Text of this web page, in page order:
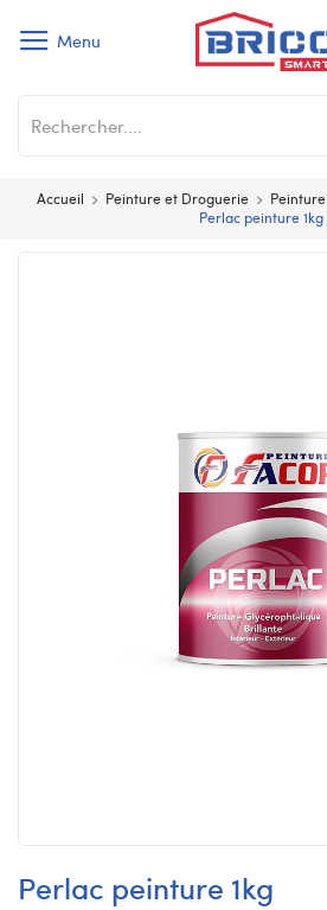
Menu
Accueil Peinture et Droguerie Peinture
Perlac peinture 1kg
Perlac peinture 1kg